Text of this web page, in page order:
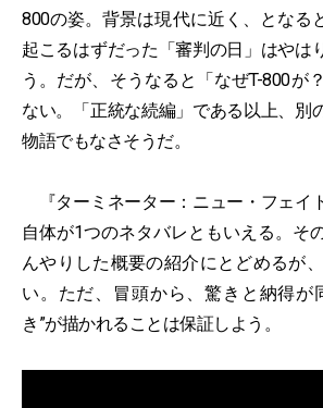
800の姿。背景は現代に近く、となる
起こるはずだった「審判の日」はやは
う。だが、そうなると「なぜT-800が
ない。「正統な続編」である以上、別
物語でもなさそうだ。
『ターミネーター：ニュー・フェイ
自体が1つのネタバレともいえる。そ
んやりした概要の紹介にとどめるが
い。ただ、冒頭から、驚きと納得が
き”が描かれることは保証しよう。